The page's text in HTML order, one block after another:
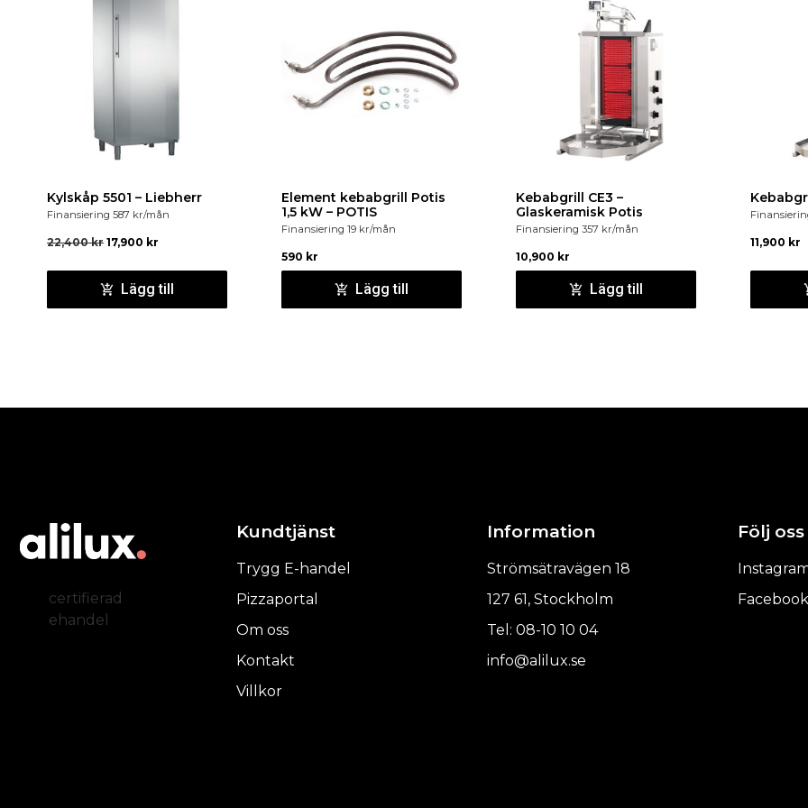
köldmediet R290.
Ben i rostfritt stål
Strömförsörjning
Kylskåp 5501 – Liebherr
Finansiering 587 kr/mån
22,400kr 17,900 kr
Lägg till
Element kebabgrill Potis
1,5 kW – POTIS
Finansiering 19 kr/mån
590 kr
Lägg till
Kebabgrill CE3 –
Glaskeramisk Potis
Finansiering 357 kr/mån
10,900 kr
Lägg till
11,900 kr
certifierad
ehandel
Kundtjänst
Trygg E-handel
Pizzaportal
Om oss
Kontakt
Villkor
Information
Strömsätravägen 18
127 61, Stockholm
Tel: 08-10 10 04
info@alilux.se
Följ oss
Facebook